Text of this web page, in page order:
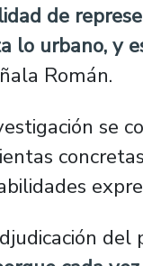
de
lo urbano, y
Román.
se
del